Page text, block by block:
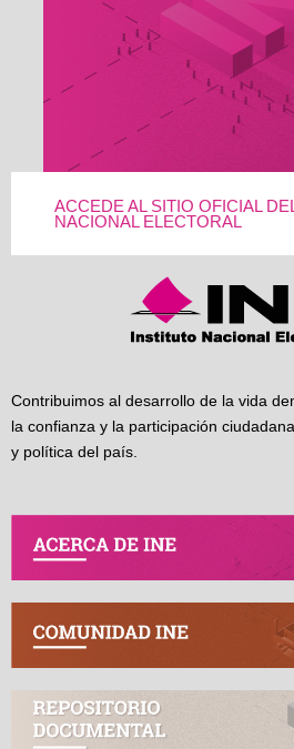
ACCEDE AL SITIO OFICIAL
NACIONAL ELECTORAL
Contribuimos al desarrollo de la vida
la confianza y la participación
y política del país.